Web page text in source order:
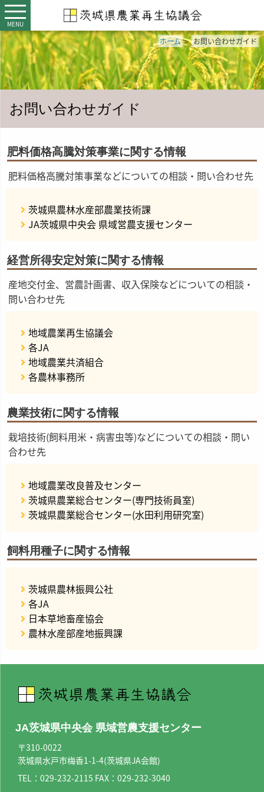
MENU
ホーム > お問い合わせガイド
お問い合わせガイド
肥料価格高騰対策事業に関する情報
肥料価格高騰対策事業などについての相談・問い合わせ先
茨城県農林水産部農業技術課
JA茨城県中央会 県域営農支援センター
経営所得安定対策に関する情報
産地交付金、営農計画書、収入保険などについての相談・
問い合わせ先
地域農業再生協議会
各JA
地域農業共済組合
各農林事務所
農業技術に関する情報
栽培技術(飼料用米・病害虫等)などについての相談・問い
合わせ先
地域農業改良普及センター
茨城県農業総合センター(専門技術員室)
茨城県農業総合センター(水田利用研究室)
飼料用種子に関する情報
茨城県農林振興公社
各JA
日本草地畜産協会
農林水産部産地振興課
JA茨城県中央会 県域営農支援センター
〒310-0022
茨城県水戸市梅香1-1-4(茨城県JA会館)
TEL： 029-232-2115 FAX：029-232-3040